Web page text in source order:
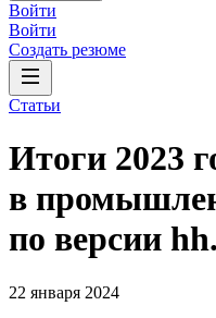
Войти
Войти
Создать резюме
Статьи
Итоги 2023
в
по версии
22 января 2024